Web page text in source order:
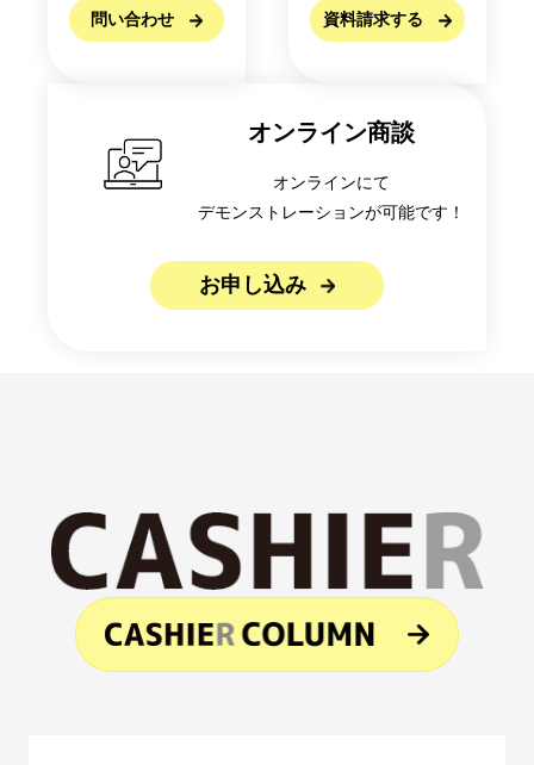
問い合わせ 資料請求する
オンライン商談
オンラインにて
デモンストレーションが可能です！
お申し込み